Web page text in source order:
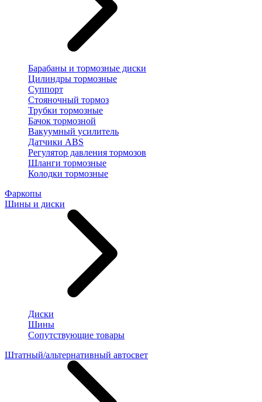
Барабаны и тормозные диски
Цилиндры тормозные
Суппорт
Стояночный тормоз
Трубки тормозные
Бачок тормозной
Вакуумный усилитель
Датчики ABS
Регулятор давления тормозов
Шланги тормозные
Колодки тормозные
Фаркопы
Шины и диски
Диски
Шины
Сопутствующие товары
Штатный/альтернативный автосвет